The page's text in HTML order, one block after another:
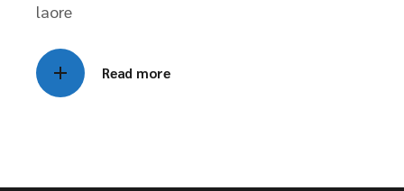
laore
Read more